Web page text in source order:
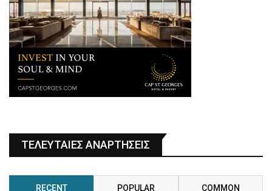
ΤΕΛΕΥΤΑΙΕΣ ΑΝΑΡΤΗΣΕΙΣ
RECENT POPULAR COMMON